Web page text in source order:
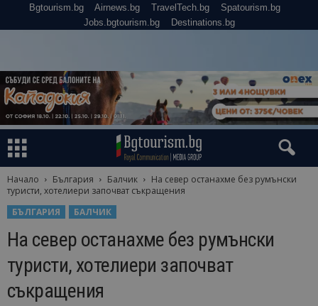
Bgtourism.bg Airnews.bg TravelTech.bg
Spatourism.bg
Jobs.bgtourism.bg
Destinations.bg
Начало България Балчик
На север останахме без румънски
туристи, хотелиери започват съкращения
БЪЛГАРИЯ
БАЛЧИК
На север останахме без румънски
туристи, хотелиери започват
съкращения